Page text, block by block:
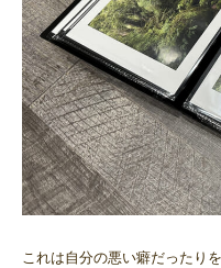
これは自分の悪い癖だったり